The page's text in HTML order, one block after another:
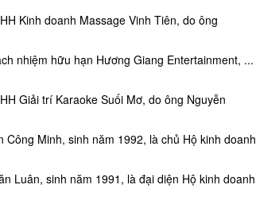
Kinh doanh Massage Vinh Tiên, do ông
nhiệm hữu hạn Hương Giang Entertainment, ...
Giải trí Karaoke Suối Mơ, do ông Nguyễn
Minh, sinh năm 1992, là chủ Hộ kinh doanh
Luân, sinh năm 1991, là đại diện Hộ kinh doanh